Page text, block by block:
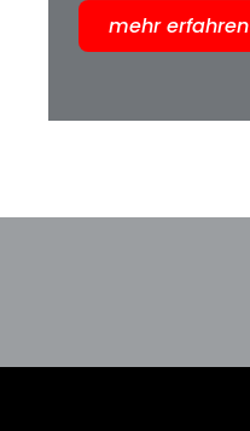
mehr erfahren